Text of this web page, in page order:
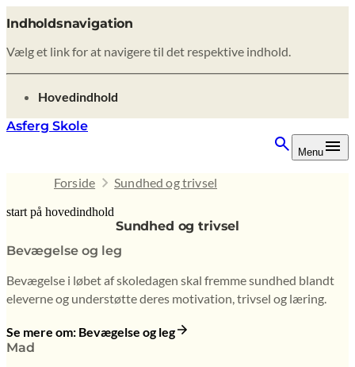
Indholdsnavigation
Vælg et link for at navigere til det respektive indhold.
gå til
Hovedindhold
Asferg Skole
Menu
Forside Sundhed og trivsel
start på hovedindhold
Sundhed og trivselsenest opdateret 9. februar 2026
Bevægelse og leg
Bevægelse i løbet af skoledagen skal fremme sundhed blandt
eleverne og understøtte deres motivation, trivsel og læring.
Se mere om: Bevægelse og leg
Mad